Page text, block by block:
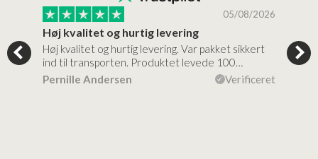
05/08/2026
Høj kvalitet og hurtig levering
Høj kvalitet og hurtig levering. Var pakket sikkert
ind til transporten. Produktet levede 100…
Pernille Andersen
Verificeret